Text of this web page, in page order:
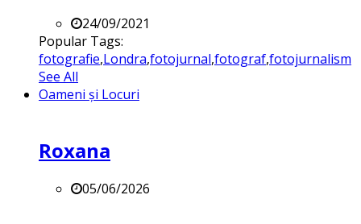
24/09/2021
Popular Tags:
fotografie,Londra,fotojurnal,fotograf,fotojurnalism
See All
Oameni și Locuri
Roxana
05/06/2026